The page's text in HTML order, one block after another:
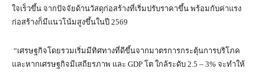
ใจเร็วขึ้น จากปัจจัยด้านวัสดุก่อสร้างที่เริ่มปรับราคาขึ้น พร้อมกับค่าแรง
ก่อสร้างก็มีแนวโน้มสูงขึ้นในปี 2569
“เศรษฐกิจโดยรวมเริ่มมีทิศทางที่ดีขึ้นจากมาตรการกระตุ้นการบริโภค
และหากเศรษฐกิจมีเสถียรภาพ และ GDP โต ใกล้ระดับ 2.5 – 3% จะทำให้